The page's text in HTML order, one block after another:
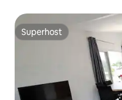
Superhost
Superhost